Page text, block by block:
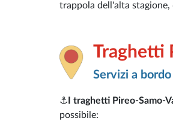
trappola dell'alta stagione,
Traghetti
Servizi a bordo
⚓ I traghetti Pireo-Samo-
possibile: